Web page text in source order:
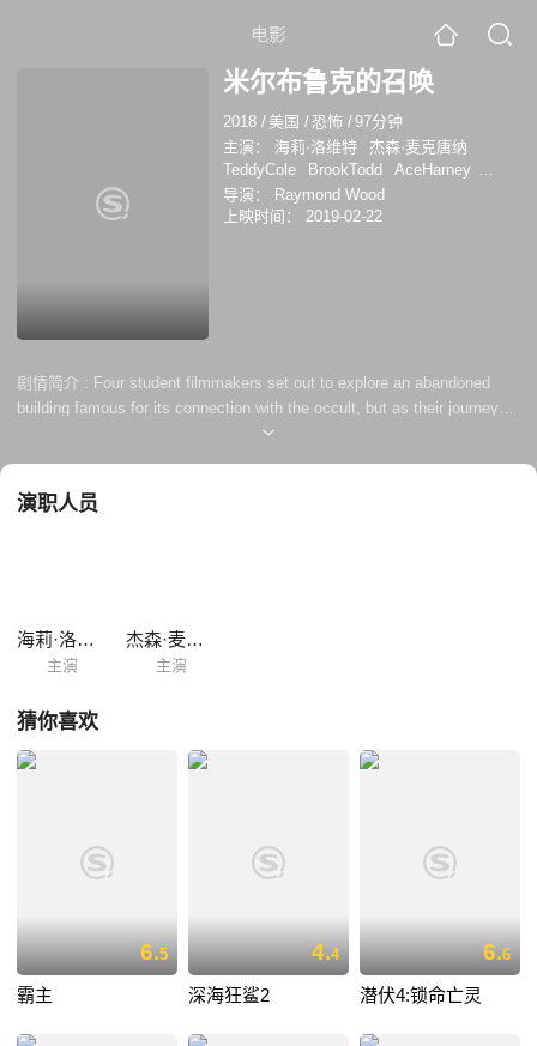
电影
米尔布鲁克的召唤
2018 / 美国 /恐怖 /97分钟
主演：
海莉·洛维特
杰森·麦克唐纳
TeddyCole
BrookTodd
AceHarney
BuddyCampbell
CaitlynBailey
CarolineSposto
LanceJ.Gosnell
导演：
Raymond Wood
上映时间：
2019-02-22
剧情简介 : Four student filmmakers set out to explore an abandoned
building famous for its connection with the occult, but as their journey
becomes littered with strange behavior and unexplained phenomena, it
演职人员
海莉·洛维特
主演
杰森·麦克唐纳
主演
猜你喜欢
6.5
霸主
4.4
深海狂鲨2
6.6
潜伏4:锁命亡灵